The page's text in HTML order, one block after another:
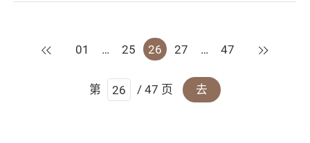
上一页
01 … 25 26 27 … 47 下一页
第 / 47 页 去